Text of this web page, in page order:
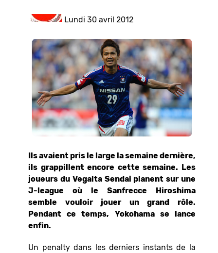
Lundi 30 avril 2012
Ils avaient pris le large la semaine dernière,
ils grappillent encore cette semaine. Les
joueurs du Vegalta Sendai planent sur une
J-league où le Sanfrecce Hiroshima
semble vouloir jouer un grand rôle.
Pendant ce temps, Yokohama se lance
enfin.
Un penalty dans les derniers instants de la